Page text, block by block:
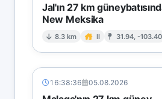
Jal'ın 27 km
New Meksika
8.3 km II 31.94, -103.40
16:38:36 05.08.2026